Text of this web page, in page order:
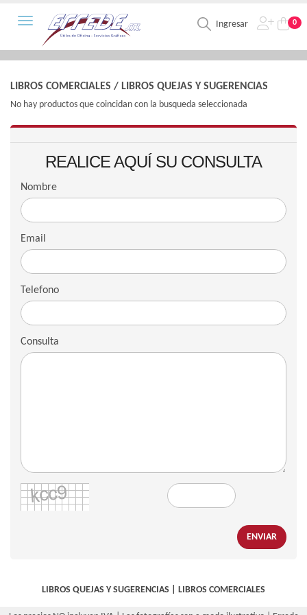
Ingresar 0
Toggle navigation
LIBROS COMERCIALES / LIBROS QUEJAS Y SUGERENCIAS
No hay productos que coincidan con la busqueda seleccionada
REALICE AQUÍ SU CONSULTA
Nombre
Email
Telefono
Consulta
ENVIAR
LIBROS QUEJAS Y SUGERENCIAS LIBROS COMERCIALES